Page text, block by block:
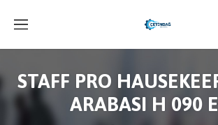
STAFF PRO
ARABASI H 090